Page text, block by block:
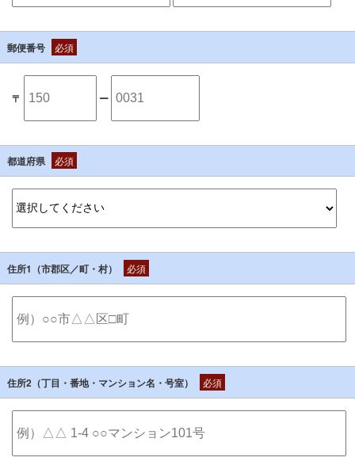
郵便番号 必須
〒 ー
都道府県 必須
住所1（市郡区／町・村） 必須
住所2（丁目・番地・マンション名・号室） 必須